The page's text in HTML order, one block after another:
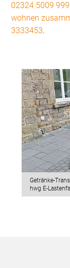
02324 5009 999
wohnen
3333453.
Getränke-
hwg E-